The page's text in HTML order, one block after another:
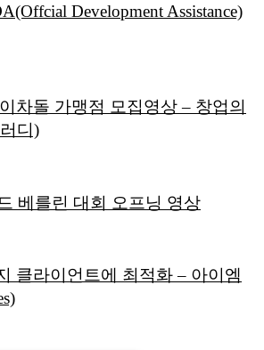
Development Assistance)
차돌 가맹점 모집영상 – 창업의
디)
베를린 대회 오프닝 영상
클라이언트에 최적화 – 아이엠